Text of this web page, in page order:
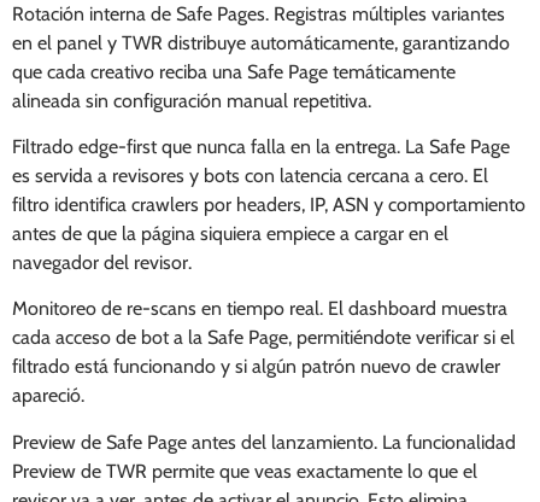
Rotación interna de Safe Pages. Registras múltiples variantes
en el panel y TWR distribuye automáticamente, garantizando
que cada creativo reciba una Safe Page temáticamente
alineada sin configuración manual repetitiva.
Filtrado edge-first que nunca falla en la entrega. La Safe Page
es servida a revisores y bots con latencia cercana a cero. El
filtro identifica crawlers por headers, IP, ASN y comportamiento
antes de que la página siquiera empiece a cargar en el
navegador del revisor.
Monitoreo de re-scans en tiempo real. El dashboard muestra
cada acceso de bot a la Safe Page, permitiéndote verificar si el
filtrado está funcionando y si algún patrón nuevo de crawler
apareció.
Preview de Safe Page antes del lanzamiento. La funcionalidad
Preview de TWR permite que veas exactamente lo que el